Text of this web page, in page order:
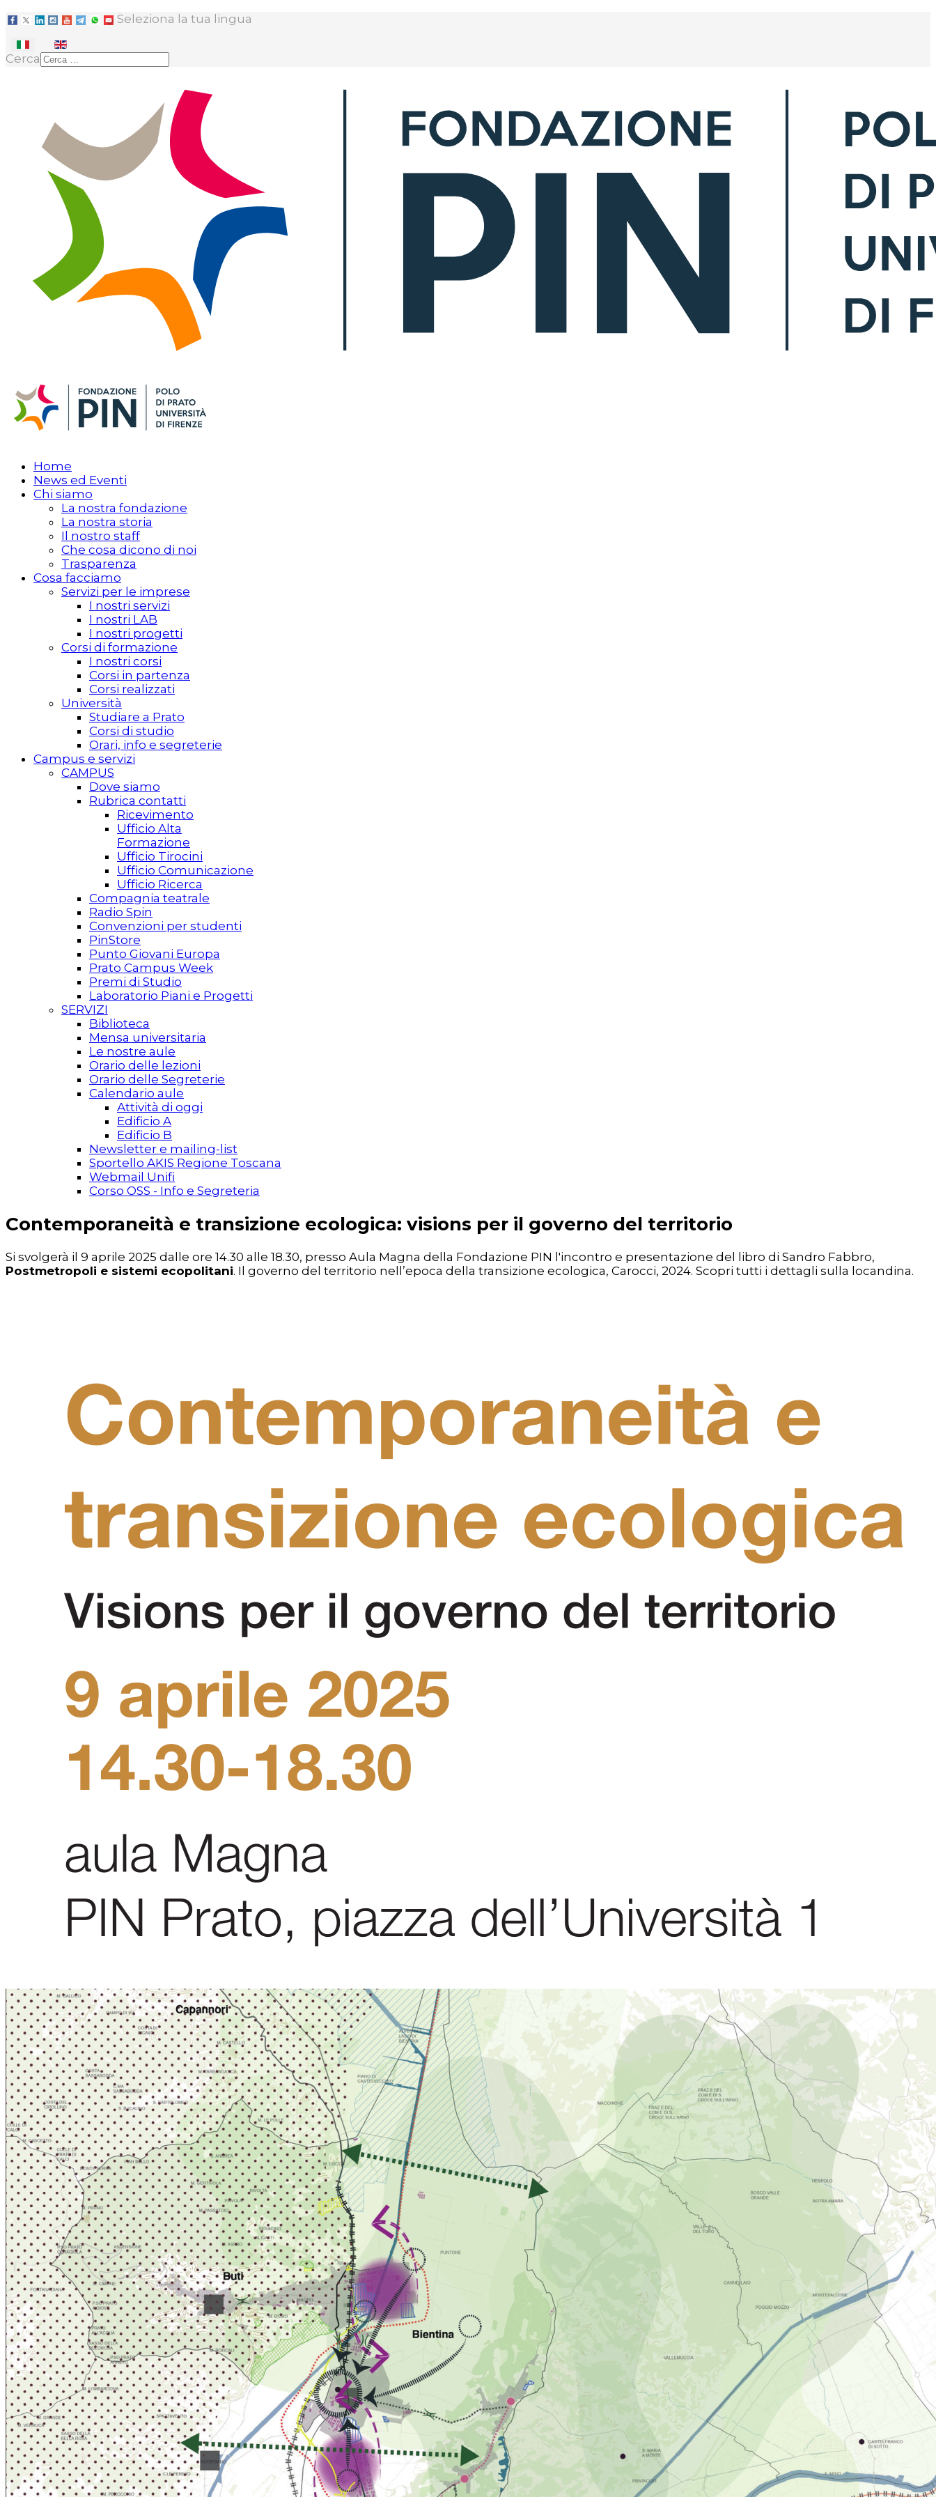
Seleziona la tua lingua
Cerca
Home
News ed Eventi
Chi siamo
La nostra fondazione
La nostra storia
Il nostro staff
Che cosa dicono di noi
Trasparenza
Cosa facciamo
Servizi per le imprese
I nostri servizi
I nostri LAB
I nostri progetti
Corsi di formazione
I nostri corsi
Corsi in partenza
Corsi realizzati
Università
Studiare a Prato
Corsi di studio
Orari, info e segreterie
Campus e servizi
CAMPUS
Dove siamo
Rubrica contatti
Ricevimento
Ufficio Alta
Formazione
Ufficio Tirocini
Ufficio Comunicazione
Ufficio Ricerca
Compagnia teatrale
Radio Spin
Convenzioni per studenti
PinStore
Punto Giovani Europa
Prato Campus Week
Premi di Studio
Laboratorio Piani e Progetti
SERVIZI
Biblioteca
Mensa universitaria
Le nostre aule
Orario delle lezioni
Orario delle Segreterie
Calendario aule
Attività di oggi
Edificio A
Edificio B
Newsletter e mailing-list
Sportello AKIS Regione Toscana
Webmail Unifi
Corso OSS - Info e Segreteria
Contemporaneità e transizione ecologica: visions per il governo del territorio
Si svolgerà il 9 aprile 2025 dalle ore 14.30 alle 18.30, presso Aula Magna della Fondazione PIN l'incontro e presentazione del libro di Sandro Fabbro,
Postmetropoli e sistemi ecopolitani. Il governo del territorio nell’epoca della transizione ecologica, Carocci, 2024. Scopri tutti i dettagli sulla locandina.